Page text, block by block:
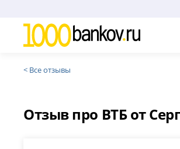
< Все отзывы
Отзыв про ВТБ от